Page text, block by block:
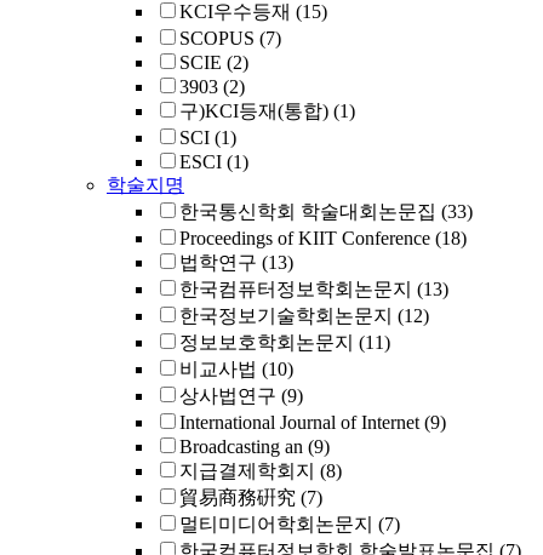
KCI우수등재 (15)
SCOPUS (7)
SCIE (2)
3903 (2)
구)KCI등재(통합) (1)
SCI (1)
ESCI (1)
학술지명
한국통신학회 학술대회논문집 (33)
Proceedings of KIIT Conference (18)
법학연구 (13)
한국컴퓨터정보학회논문지 (13)
한국정보기술학회논문지 (12)
정보보호학회논문지 (11)
비교사법 (10)
상사법연구 (9)
International Journal of Internet (9)
Broadcasting an (9)
지급결제학회지 (8)
貿易商務硏究 (7)
멀티미디어학회논문지 (7)
한국컴퓨터정보학회 학술발표논문집 (7)